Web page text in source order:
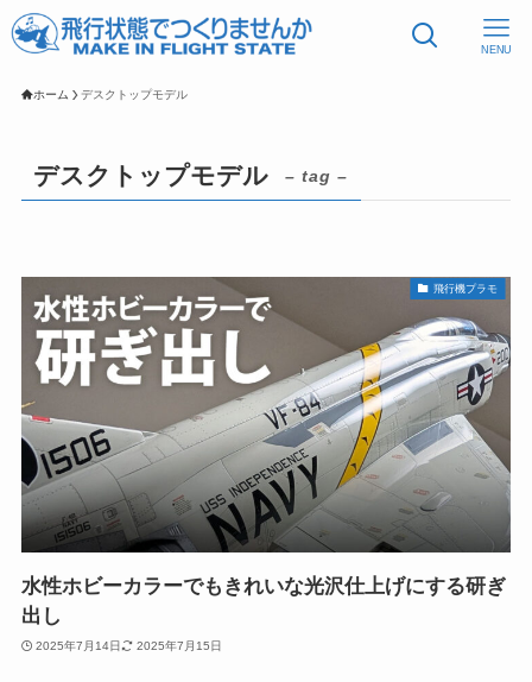
NENU
ホーム デスクトップモデル
デスクトップモデル – tag –
飛行機プラモ
水性ホビーカラーでもきれいな光沢仕上げにする研ぎ
出し
2025年7月14日 2025年7月15日